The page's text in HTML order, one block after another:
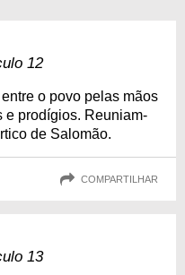
12
o povo pelas mãos
e prodígios. Reuniam-
de Salomão.
COMPARTILHAR
13